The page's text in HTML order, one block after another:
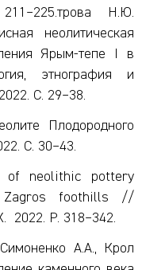
–225.трова Н.Ю.
неолитическая
Ярым-тепе I в
этнография и
С. 29–38.
Плодородного
С. 30–43.
of neolithic pottery
Zagros foothills //
2022. P. 318–342.
А.А., Крол